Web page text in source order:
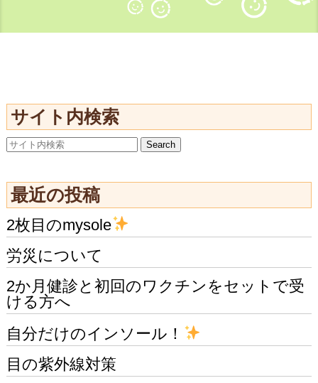
サイト内検索
最近の投稿
2枚目のmysole
労災について
2か月健診と初回のワクチンをセットで受
ける方へ
自分だけのインソール！
目の紫外線対策